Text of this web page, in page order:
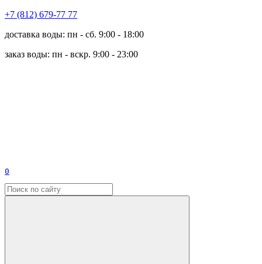
+7 (812) 679-77 77
доставка воды: пн - сб. 9:00 - 18:00
заказ воды: пн - вскр. 9:00 - 23:00
0